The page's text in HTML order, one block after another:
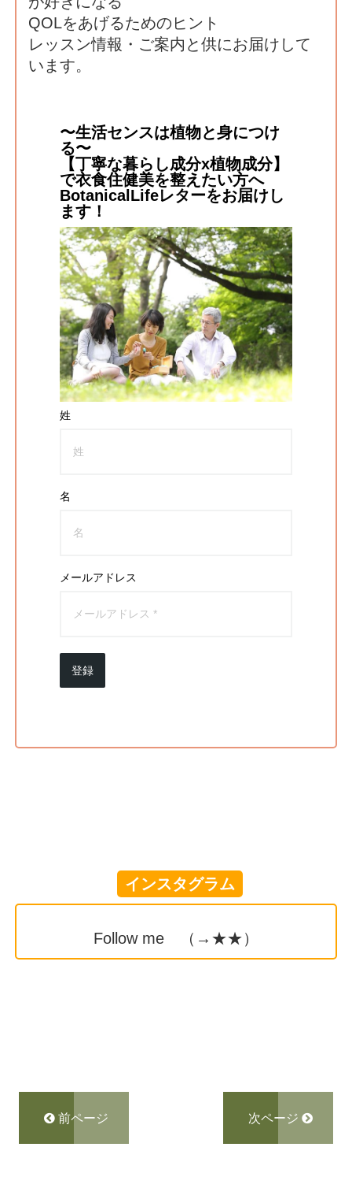
QOLをあげるためのヒント
レッスン情報・ご案内と供にお届けして
います。
〜生活センスは植物と身につけ
る〜
【丁寧な暮らし成分x植物成分】
で衣食住健美を整えたい方へ
BotanicalLifeレターをお届けし
ます！
姓
名
メールアドレス
登録
インスタグラム
Follow me （→ ★★）
前ページ 次ページ